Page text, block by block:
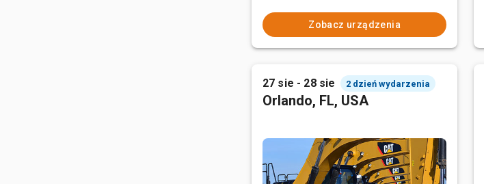
Zobacz urządzenia
27 sie - 28 sie 2 dzień wydarzenia
Orlando, FL, USA